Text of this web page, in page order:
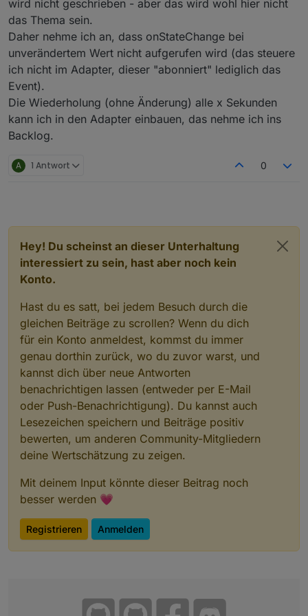
wird nicht geschrieben - aber das wird wohl hier nicht
das Thema sein.
Daher nehme ich an, dass onStateChange bei
unverändertem Wert nicht aufgerufen wird (das steuere
ich nicht im Adapter, dieser "abonniert" lediglich das
Event).
Die Wiederholung (ohne Änderung) alle x Sekunden
kann ich in den Adapter einbauen, das nehme ich ins
Backlog.
A 1 Antwort 0
Hey! Du scheinst an dieser Unterhaltung
interessiert zu sein, hast aber noch kein
Konto.
Hast du es satt, bei jedem Besuch durch die
gleichen Beiträge zu scrollen? Wenn du dich
für ein Konto anmeldest, kommst du immer
genau dorthin zurück, wo du zuvor warst, und
kannst dich über neue Antworten
benachrichtigen lassen (entweder per E-Mail
oder Push-Benachrichtigung). Du kannst auch
Lesezeichen speichern und Beiträge positiv
bewerten, um anderen Community-Mitgliedern
deine Wertschätzung zu zeigen.
Mit deinem Input könnte dieser Beitrag noch
besser werden 💗
Registrieren Anmelden